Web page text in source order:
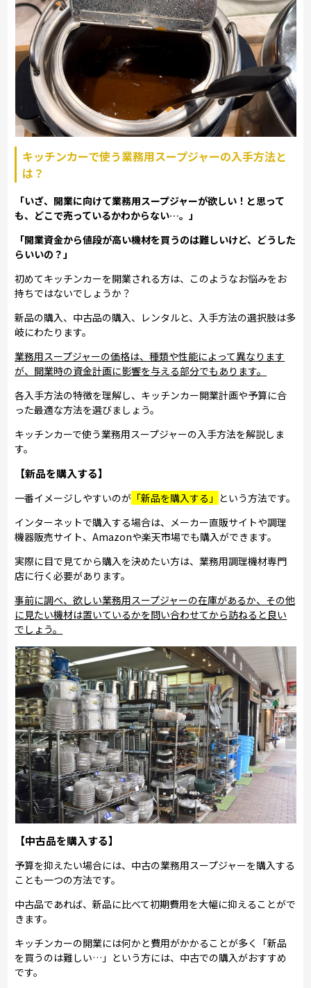
キッチンカーで使う業務用スープジャーの入手方法と
は？
「いざ、開業に向けて業務用スープジャーが欲しい！と思って
も、どこで売っているかわからない…。」
「開業資金から値段が高い機材を買うのは難しいけど、どうした
らいいの？」
初めてキッチンカーを開業される方は、このようなお悩みをお
持ちではないでしょうか？
新品の購入、中古品の購入、レンタルと、入手方法の選択肢は多
岐にわたります。
業務用スープジャーの価格は、種類や性能によって異なります
が、開業時の資金計画に影響を与える部分でもあります。
各入手方法の特徴を理解し、キッチンカー開業計画や予算に合
った最適な方法を選びましょう。
キッチンカーで使う業務用スープジャーの入手方法を解説しま
す。
【新品を購入する】
一番イメージしやすいのが 「新品を購入する」 という方法です。
インターネットで購入する場合は、メーカー直販サイトや調理
機器販売サイト、Amazonや楽天市場でも購入ができます。
実際に目で見てから購入を決めたい方は、業務用調理機材専門
店に行く必要があります。
事前に調べ、欲しい業務用スープジャーの在庫があるか、その他
に見たい機材は置いているかを問い合わせてから訪ねると良い
でしょう。
【中古品を購入する】
予算を抑えたい場合には、中古の業務用スープジャーを購入する
ことも一つの方法です。
中古品であれば、新品に比べて初期費用を大幅に抑えることがで
きます。
キッチンカーの開業には何かと費用がかかることが多く「新品
を買うのは難しい…」という方には、中古での購入がおすすめ
です。